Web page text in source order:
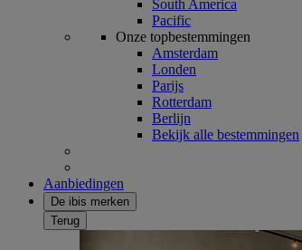
South America
Pacific
Onze topbestemmingen
Amsterdam
Londen
Parijs
Rotterdam
Berlijn
Bekijk alle bestemmingen
Aanbiedingen
De ibis merken
Terug